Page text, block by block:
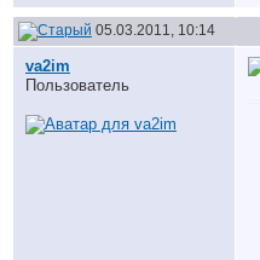
05.03.2011, 10:14
va2im
Пользователь